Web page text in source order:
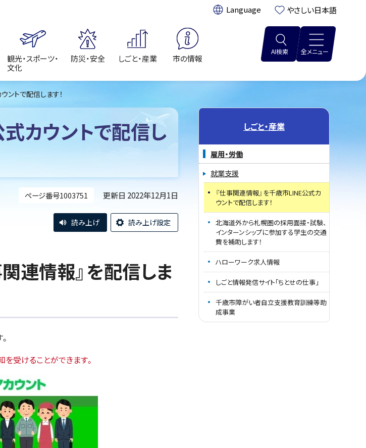
翻訳: やさしい日本語
観光・スポーツ・
文化
防災・安全 しごと・産業 市の情報
AI検索 全メニュー
ントで配信します！
カウントで配信し
ページ番号1003751 更新日 2022年12月1日
読み上げ 読み上げ設定
連情報』を配信しま
受けることができます。
しごと・産業
雇用・労働
就業支援
『仕事関連情報』を千歳市LINE公式カ
ウントで配信します！
北海道外から札幌圏の採用面接・試験、
インターンシップに参加する学生の交通
費を補助します！
ハローワーク求人情報
しごと情報発信サイト｢ちとせの仕事｣
千歳市障がい者自立支援教育訓練等助
成事業